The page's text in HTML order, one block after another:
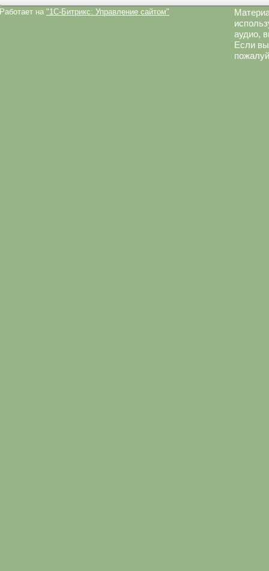
Работает на "1C-Битрикс: Управление сайтом"
аудио,
Если вы